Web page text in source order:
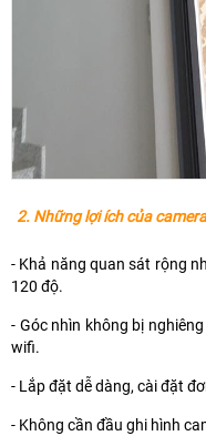
2. Những lợi ích của
- Khả năng quan sát rộng
120 độ.
- Góc nhìn không bị
wifi.
- Lắp đặt dễ dàng, cài đặt
- Không cần đầu ghi hình